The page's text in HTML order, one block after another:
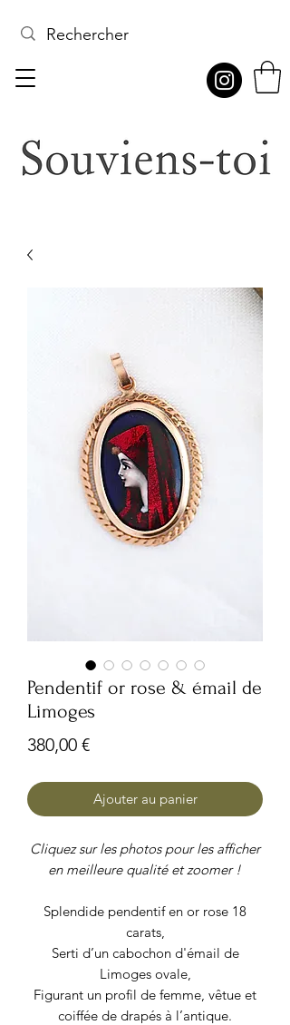
Pendentif or rose & émail de
Limoges
380,00 €Prix
Ajouter au panier
Cliquez sur les photos pour les afficher
en meilleure qualité et zoomer !
Splendide pendentif en or rose 18
carats,
Serti d’un cabochon d'émail de
Limoges ovale,
Figurant un profil de femme, vêtue et
coiffée de drapés à l’antique.